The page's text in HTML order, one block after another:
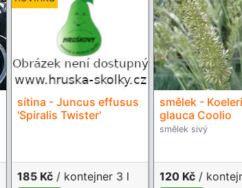
sítina - Juncus effusus
'Spiralis Twister'
185 Kč / kontejner 3 l
smělek -
glauca Coolio
smělek sivý
120 Kč/